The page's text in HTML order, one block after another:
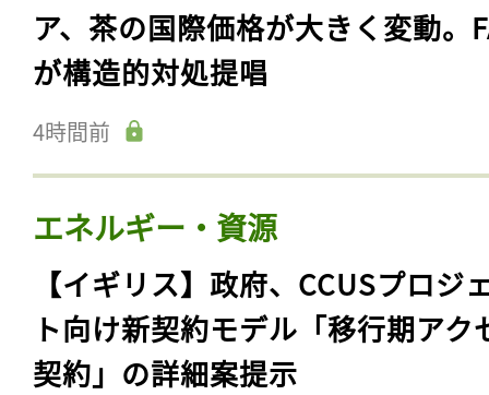
ア、茶の国際価格が大きく変動。
が構造的対処提唱
4時間前
エネルギー・資源
【イギリス】政府、CCUSプロジ
ト向け新契約モデル「移行期アク
契約」の詳細案提示